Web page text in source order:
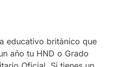
educativo británico que
año tu HND o Grado